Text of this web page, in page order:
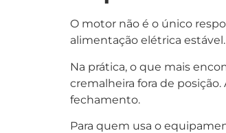
O motor não é o único
alimentação elétrica
Na prática, o que mais
cremalheira fora de
fechamento.
Para quem usa o